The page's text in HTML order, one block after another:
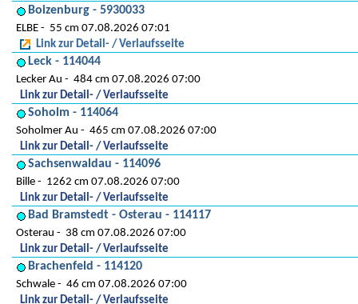
Boizenburg - 5930033
ELBE
55 cm 07.08.2026 07:01
Link zur Detail- / Verlaufsseite
Leck - 114044
Lecker Au
484 cm 07.08.2026 07:00
Link zur Detail- / Verlaufsseite
Soholm - 114064
Soholmer Au
465 cm 07.08.2026 07:00
Link zur Detail- / Verlaufsseite
Sachsenwaldau - 114096
Bille
1262 cm 07.08.2026 07:00
Link zur Detail- / Verlaufsseite
Bad Bramstedt - Osterau - 114117
Osterau
38 cm 07.08.2026 07:00
Link zur Detail- / Verlaufsseite
Brachenfeld - 114120
Schwale
46 cm 07.08.2026 07:00
Link zur Detail- / Verlaufsseite